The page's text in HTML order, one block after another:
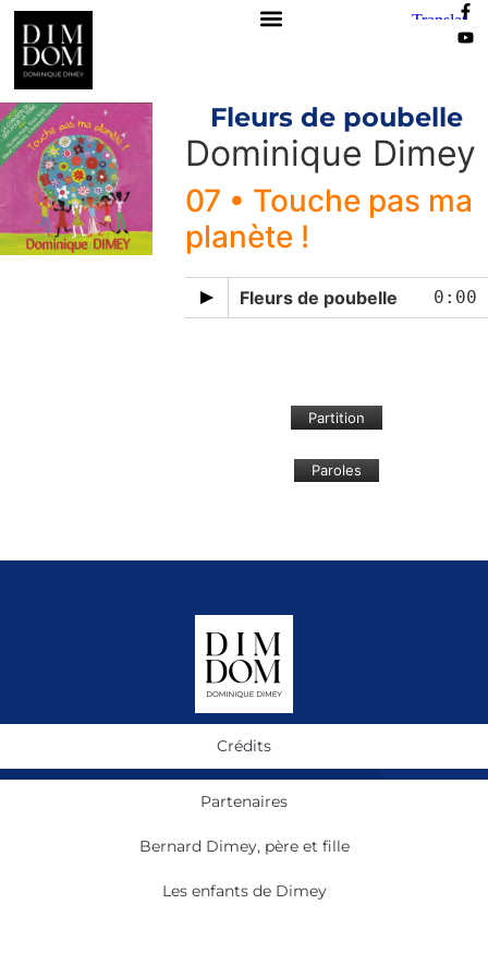
Fleurs de poubelle
Dominique Dimey
07 • Touche pas ma
planète !
Fleurs de poubelle 0:00
Partition
Paroles
Crédits
Partenaires
Bernard Dimey, père et fille
Les enfants de Dimey